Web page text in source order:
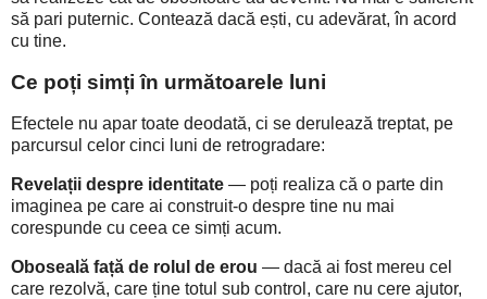
să pari puternic. Contează dacă ești, cu adevărat, în acord
cu tine.
Ce poți simți în următoarele luni
Efectele nu apar toate deodată, ci se derulează treptat, pe
parcursul celor cinci luni de retrogradare:
Revelații despre identitate — poți realiza că o parte din
imaginea pe care ai construit-o despre tine nu mai
corespunde cu ceea ce simți acum.
Oboseală față de rolul de erou — dacă ai fost mereu cel
care rezolvă, care ține totul sub control, care nu cere ajutor,